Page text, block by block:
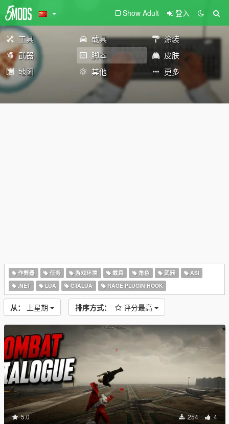
Show Adult 登入
工具 载具
涂装
武器
脚本
皮肤
地图
其他 更多
作弊器 任务 游戏环境 载具 角色 武器
ASI
.NET
LUA GTALUA RAGE PLUGIN HOOK
从： 上星期 排序方式： 评分最高
5.0 254 4